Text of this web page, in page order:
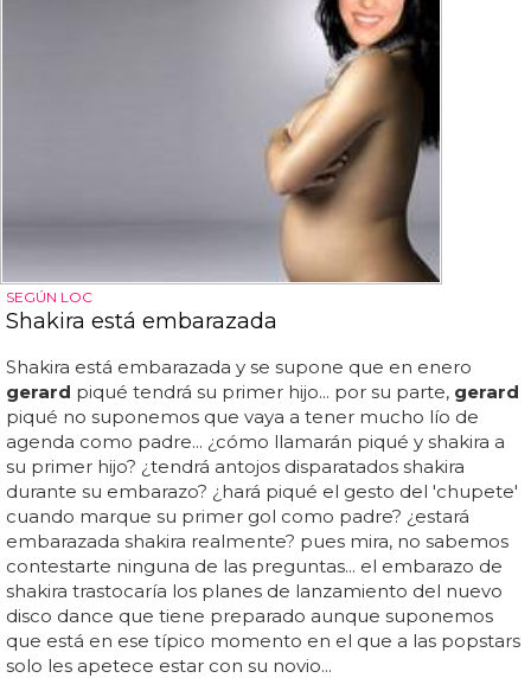
SEGÚN LOC
Shakira está embarazada
Shakira está embarazada y se supone que en enero
gerard piqué tendrá su primer hijo... por su parte, gerard
piqué no suponemos que vaya a tener mucho lío de
agenda como padre... ¿cómo llamarán piqué y shakira a
su primer hijo? ¿tendrá antojos disparatados shakira
durante su embarazo? ¿hará piqué el gesto del 'chupete'
cuando marque su primer gol como padre? ¿estará
embarazada shakira realmente? pues mira, no sabemos
contestarte ninguna de las preguntas... el embarazo de
shakira trastocaría los planes de lanzamiento del nuevo
disco dance que tiene preparado aunque suponemos
que está en ese típico momento en el que a las popstars
solo les apetece estar con su novio...